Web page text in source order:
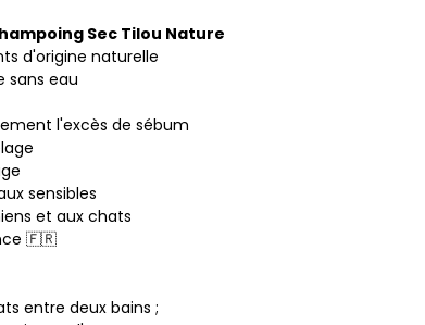
Sec Tilou Nature
d'origine naturelle
sans eau
l'excès de sébum
sensibles
et aux chats
🇫🇷
entre deux bains ;